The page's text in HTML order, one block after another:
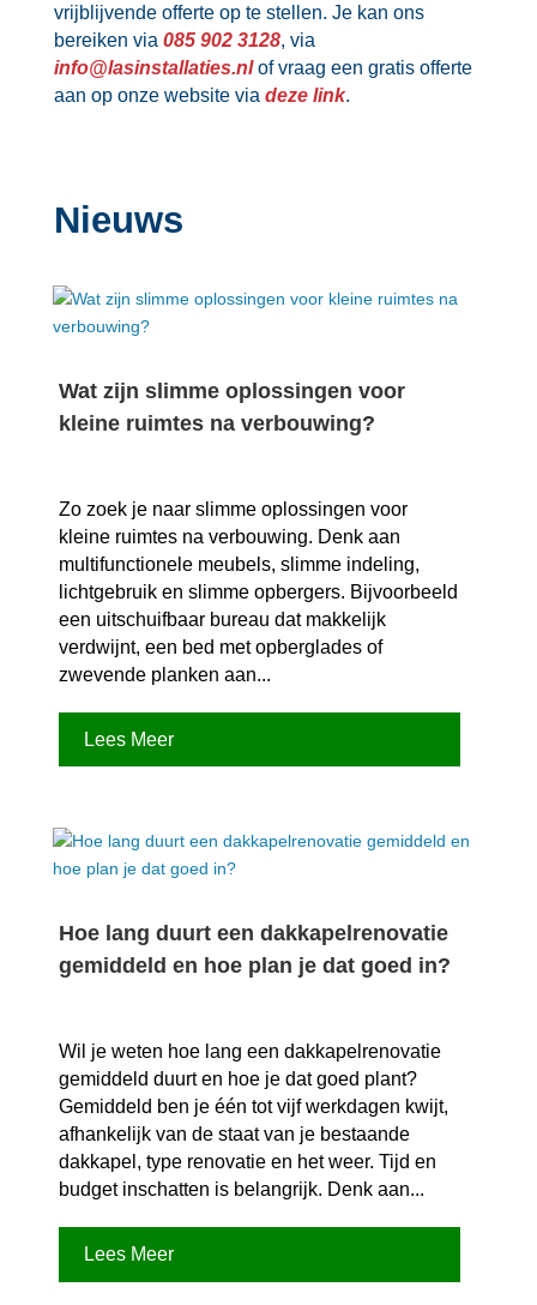
vrijblijvende offerte op te stellen.​ Je kan ons
bereiken via 085 902 3128, via
info@lasinstallaties.​nlof vraag een gratis offerte
aan op onze website via deze link.​
Nieuws
Wat zijn slimme oplossingen voor
kleine ruimtes na verbouwing?
Zo zoek je naar slimme oplossingen voor
kleine ruimtes na verbouwing.​ Denk aan
multifunctionele meubels, slimme indeling,
lichtgebruik en slimme opbergers.​ Bijvoorbeeld
een uitschuifbaar bureau dat makkelijk
verdwijnt, een bed met opberglades of
zwevende planken aan...
Lees Meer
Hoe lang duurt een dakkapelrenovatie
gemiddeld en hoe plan je dat goed in?
Wil je weten hoe lang een dakkapelrenovatie
gemiddeld duurt en hoe je dat goed plant?
Gemiddeld ben je één tot vijf werkdagen kwijt,
afhankelijk van de staat van je bestaande
dakkapel, type renovatie en het weer.​ Tijd en
budget inschatten is belangrijk.​ Denk aan...
Lees Meer